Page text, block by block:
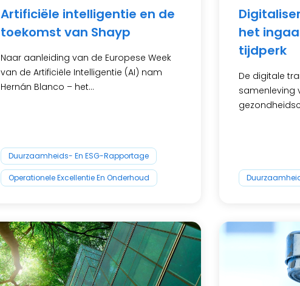
Artificiële intelligentie en de
toekomst van Shayp
Naar aanleiding van de Europese Week
van de Artificiële Intelligentie (AI) nam
Hernán Blanco – het...
Duurzaamheids- En ESG-Rapportage
Operationele Excellentie En Onderhoud
het
tijdperk
De digitale
samenleving